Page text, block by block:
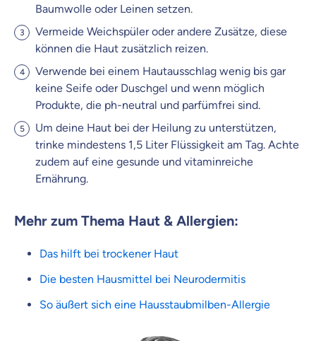
Baumwolle oder Leinen setzen.
Vermeide Weichspüler oder andere Zusätze, diese
können die Haut zusätzlich reizen.
Verwende bei einem Hautausschlag wenig bis gar
keine Seife oder Duschgel und wenn möglich
Produkte, die ph-neutral und parfümfrei sind.
Um deine Haut bei der Heilung zu unterstützen,
trinke mindestens 1,5 Liter Flüssigkeit am Tag. Achte
zudem auf eine gesunde und vitaminreiche
Ernährung.
Mehr zum Thema Haut & Allergien:
Das hilft bei trockener Haut
Die besten Hausmittel bei Neurodermitis
So äußert sich eine Hausstaubmilben-Allergie